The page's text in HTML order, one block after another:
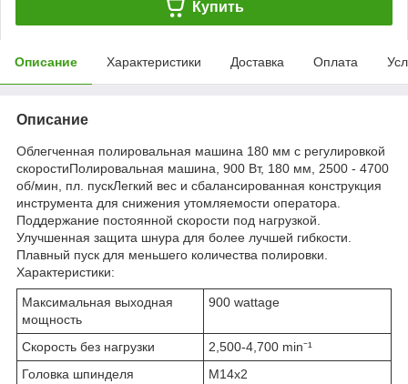
Купить
Описание Характеристики Доставка Оплата
Описание
Облегченная полировальная машина 180 мм c регулировкой
скоростиПолировальная машина, 900 Вт, 180 мм, 2500 - 4700
об/мин, пл. пускЛегкий вес и сбалансированная конструкция
инструмента для снижения утомляемости оператора.
Поддержание постоянной скорости под нагрузкой.
Улучшенная защита шнура для более лучшей гибкости.
Плавный пуск для меньшего количества полировки.
Характеристики:
Максимальная выходная
мощность
900 wattage
Скорость без нагрузки
2,500-4,700 min⁻¹
Головка шпинделя
M14x2